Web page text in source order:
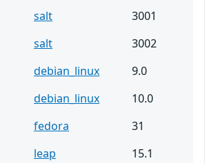
salt
3001
salt
3002
debian_linux
9.0
debian_linux
10.0
fedora
31
leap 15.1